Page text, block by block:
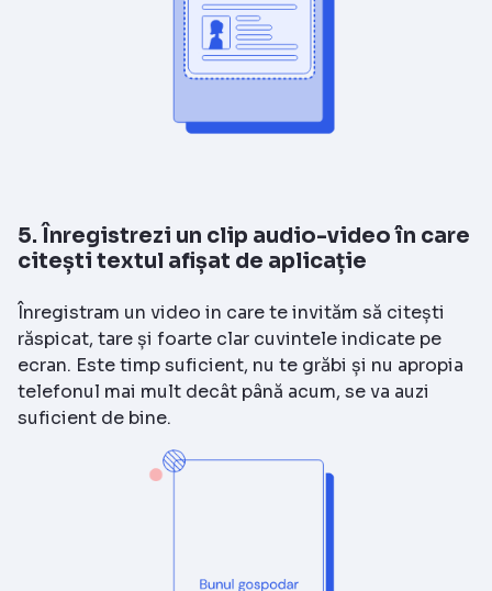
5. Înregistrezi un clip audio-video în care
citești textul afișat de aplicație
Înregistram un video in care te invităm să citești
răspicat, tare și foarte clar cuvintele indicate pe
ecran. Este timp suficient, nu te grăbi și nu apropia
telefonul mai mult decât până acum, se va auzi
suficient de bine.